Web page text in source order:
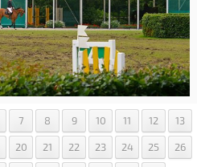
7 8 9 10 11 12 13
20 21 22 23 24 25 26